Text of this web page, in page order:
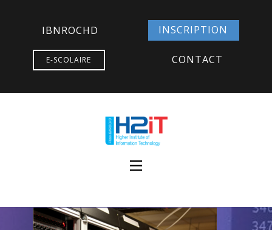
IBNROCHD
E-SCOLAIRE
INSCRIPTION
CONTACT